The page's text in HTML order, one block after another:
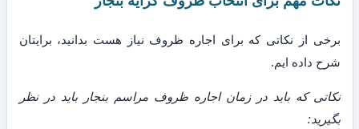
برخی از نکاتی که برای اجاره ظروف نیاز هست بدانید، برایتان
شرح داده ایم.
نکاتی که باید در زمان اجاره ظروف مراسم بنجار باید در نظر
بگیرید: